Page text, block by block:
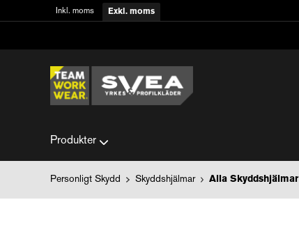
Inkl. moms Exkl. moms
Produkter
Personligt Skydd Skyddshjälmar Alla Skyddshjälmar